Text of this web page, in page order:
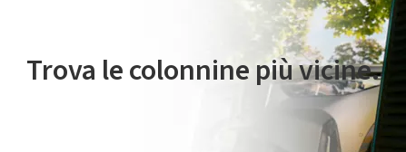
Trova le colonnine più vicine.